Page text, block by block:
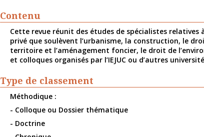
Contenu
Cette revue réunit des études de spécialistes
privé que soulèvent l’urbanisme, la construction, le
territoire et l’aménagement foncier, le droit de
et colloques organisés par l’IEJUC ou d’autres
Type de classement
Méthodique :
- Colloque ou Dossier thématique
- Doctrine